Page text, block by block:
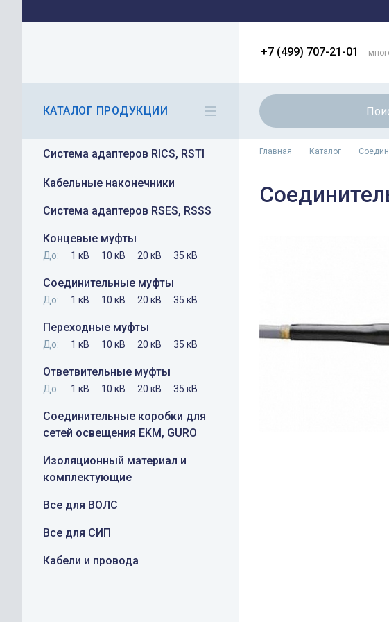
+7 (499) 707-21-01
КАТАЛОГ ПРОДУКЦИИ
Система адаптеров RICS, RSTI
Кабельные наконечники
Система адаптеров RSES, RSSS
Концевые муфты
До: 1 кВ 10 кВ 20 кВ 35 кВ
Соединительные муфты
До: 1 кВ 10 кВ 20 кВ 35 кВ
Переходные муфты
До: 1 кВ 10 кВ 20 кВ 35 кВ
Ответвительные муфты
До: 1 кВ 10 кВ 20 кВ 35 кВ
Соединительные коробки для
сетей освещения EKM, GURO
Изоляционный материал и
комплектующие
Все для ВОЛС
Все для СИП
Кабели и провода
Главная Каталог